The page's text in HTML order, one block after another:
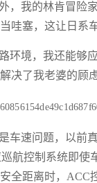
，我的林肯冒险
哇塞，这让日系
环境，我还能够
决了我老婆的顾
车速问题，以前
航控制系统即使
全距离时，ACC